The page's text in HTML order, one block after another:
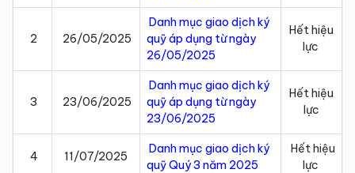
2 26/05/2025
Danh mục giao dịch ký
quỹ áp dụng từ ngày
26/05/2025
Hết hiệu
lực
3 23/06/2025
Danh mục giao dịch ký
quỹ áp dụng từ ngày
23/06/2025
Hết hiệu
lực
4 11/07/2025
Danh mục giao dịch ký
quỹ Quý 3 năm 2025
Hết hiệu
lực